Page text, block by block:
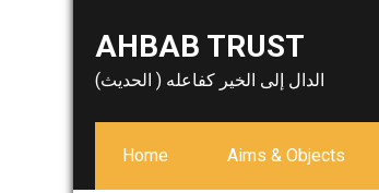
AHBAB TRUST
الدال إلى الخير كفاعله ( الحديث)
Home Aims & Objects